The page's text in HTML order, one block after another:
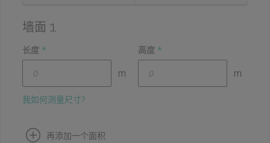
墙面 1
长度 *
m
高度 *
m
我如何测量尺寸?
再添加一个面积